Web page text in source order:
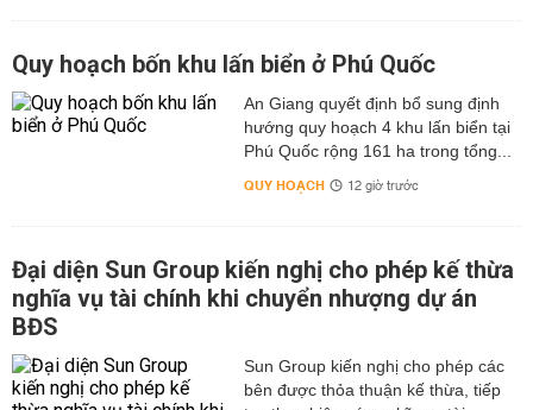
Quy hoạch bốn khu lấn biển ở Phú Quốc
An Giang quyết định bổ sung định
hướng quy hoạch 4 khu lấn biển tại
Phú Quốc rộng 161 ha trong tổng...
QUY HOẠCH 12 giờ trước
Đại diện Sun Group kiến nghị cho phép kế thừa
nghĩa vụ tài chính khi chuyển nhượng dự án
BĐS
Sun Group kiến nghị cho phép các
bên được thỏa thuận kế thừa, tiếp